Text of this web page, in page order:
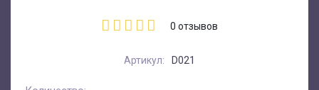
0 отзывов
Артикул: D021